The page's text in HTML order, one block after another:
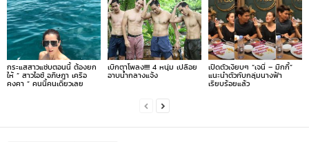
กระแสสาวแซ่บตอนนี้ ต้องยก
ให้ ” สาวไอซ์ อภิษฎา เครือ
คงคา ” คนนี้คนเดียวเลย
เบิกตาโพลง!!!! 4 หนุ่ม เปลือย
อาบน้ำกลางแจ้ง
เปิดตัวเงียบๆ “เจนี่ – มิกกี้”
แนะนำตัวกับกลุ่มนางฟ้า
เรียบร้อยแล้ว